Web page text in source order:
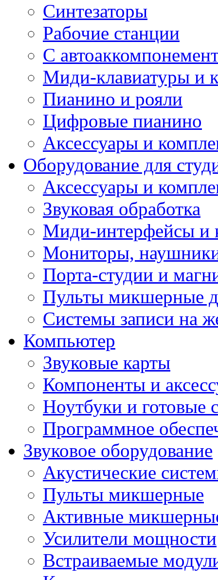
Синтезаторы
Рабочие станции
С
Миди-клавиатуры и
Пианино и рояли
Цифровые пианино
Аксессуары и
Оборудование для
Аксессуары и
Звуковая обработка
Миди-интерфейсы и
Мониторы,
Порта-студии и
Пульты микшерные
Системы записи на
Компьютер
Звуковые карты
Компоненты и
Ноутбуки и готовые
Программное
Звуковое оборудование
Акустические
Пульты микшерные
Активные
Усилители мощности
Встраиваемые